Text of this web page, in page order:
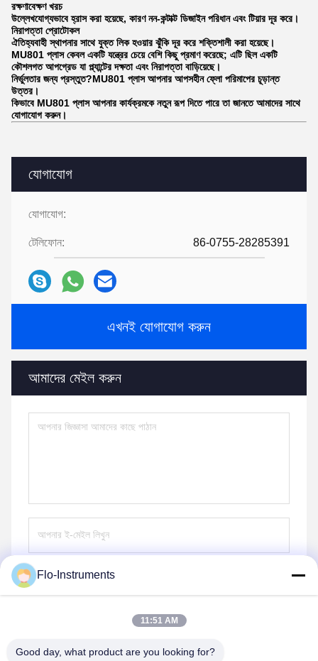
যোগাযোগ
যোগাযোগ:
টেলিফোন: 86-0755-28285391
এখনই যোগাযোগ করুন
আমাদের মেইল করুন
পাঠান
রক্ষণাবেক্ষণ খরচ
উল্লেখযোগ্যভাবে হ্রাস করা হয়েছে, কারণ নন-কন্টাক্ট ডিজাইন পরিধান এবং টিয়ার দূর করে।
নিরাপত্তা প্রোটোকল
ঐতিহ্যবাহী স্থাপনার সাথে যুক্ত লিক হওয়ার ঝুঁকি দূর করে শক্তিশালী করা হয়েছে।
MU801 প্লাস কেবল একটি যন্ত্রের চেয়ে বেশি কিছু প্রমাণ করেছে; এটি ছিল একটি
কৌশলগত আপগ্রেড যা প্ল্যান্টের দক্ষতা এবং নিরাপত্তা বাড়িয়েছে।
নির্ভুলতার জন্য প্রস্তুত?MU801 প্লাস আপনার আপসহীন ফ্লো পরিমাপের চূড়ান্ত
উত্তর।
কিভাবে MU801 প্লাস আপনার কার্যক্রমকে নতুন রূপ দিতে পারে তা জানতে আমাদের সাথে
যোগাযোগ করুন।
Flo-Instruments
11:51 AM
Good day, what product are you looking for?